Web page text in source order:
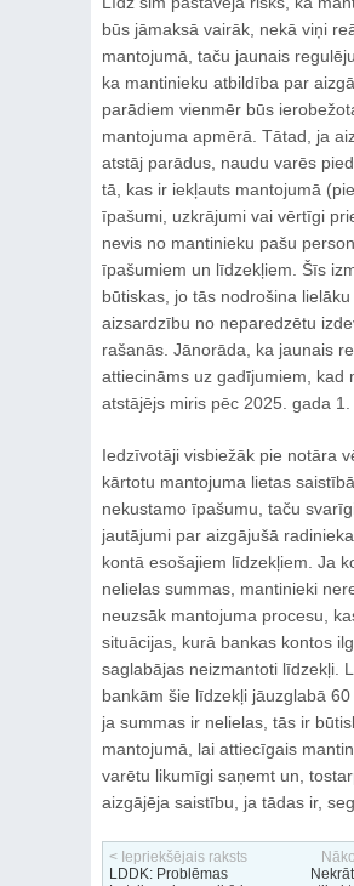
būs jāmaksā vairāk, nekā viņi
mantojumā, taču jaunais
ka mantinieku atbildība par
parādiem vienmēr būs
mantojuma apmērā. Tātad, ja
atstāj parādus, naudu varēs
tā, kas ir iekļauts mantojumā
īpašumi, uzkrājumi vai vērtīgi
nevis no mantinieku pašu
īpašumiem un līdzekļiem. Šīs
būtiskas, jo tās nodrošina
aizsardzību no neparedzētu
rašanās. Jānorāda, ka jaunais
attiecināms uz gadījumiem, kad
atstājējs miris pēc 2025. gada 1.
Iedzīvotāji visbiežāk pie notāra
kārtotu mantojuma lietas
nekustamo īpašumu, taču
jautājumi par aizgājušā
kontā esošajiem līdzekļiem. Ja
nelielas summas, mantinieki
neuzsāk mantojuma procesu,
situācijas, kurā bankas kontos
saglabājas neizmantoti līdzekļi.
bankām šie līdzekļi jāuzglabā
ja summas ir nelielas, tās ir
mantojumā, lai attiecīgais
varētu likumīgi saņemt un,
aizgājēja saistību, ja tādas ir,
< Iepriekšējais raksts
LDDK: Problēmas